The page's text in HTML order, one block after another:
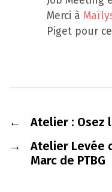
Merci à
Piget pour
←
Atelier : Osez
→
Atelier Levée
Marc de PTBG